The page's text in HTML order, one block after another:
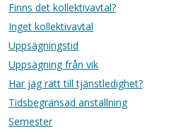
Finns det kollektivavtal?
Inget kollektivavtal
Uppsägningstid
Uppsägning från vik
Har jag rätt till tjänstledighet?
Tidsbegränsad anställning
Semester